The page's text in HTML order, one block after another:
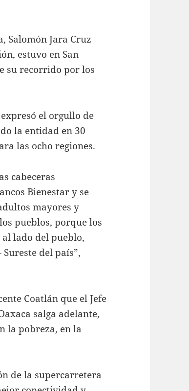
Salomón Jara Cruz
estuvo en San
su recorrido por los
el orgullo de
la entidad en 30
las ocho regiones.
cabeceras
Bienestar y se
mayores y
pueblos, porque los
lado del pueblo,
del país”,
Coatlán que el Jefe
salga adelante,
la pobreza, en la
de la supercarretera